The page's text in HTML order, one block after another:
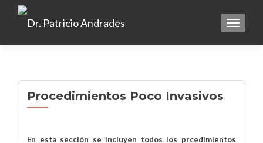
Procedimientos Poco Invasivos
En esta sección se incluyen todos los prcedimientos